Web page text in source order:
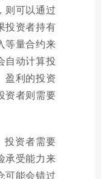
则可以通过
投资者持有
等量合约来
自动计算投
盈利的投资
资者则需要
投资者需要
承受能力来
可能会错过